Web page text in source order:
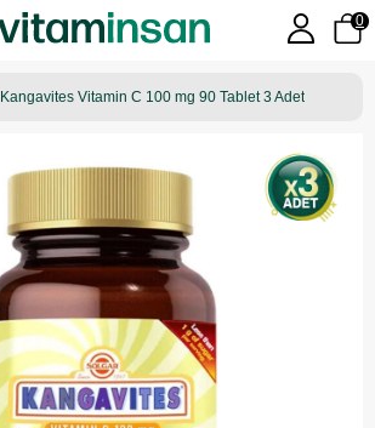
0
Vitamin C 100 mg 90 Tablet 3 Adet